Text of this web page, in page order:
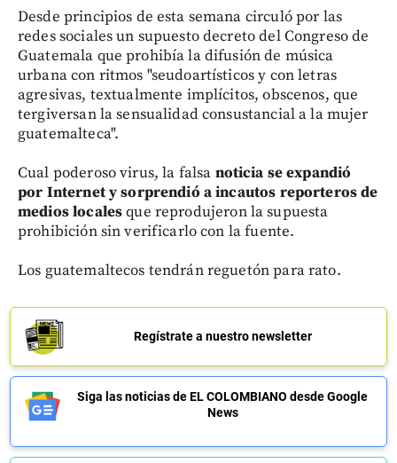
Desde principios de esta semana circuló por las
redes sociales un supuesto decreto del Congreso de
Guatemala que prohibía la difusión de música
urbana con ritmos "seudoartísticos y con letras
agresivas, textualmente implícitos, obscenos, que
tergiversan la sensualidad consustancial a la mujer
guatemalteca".
Cual poderoso virus, la falsa noticia se expandió
por Internet y sorprendió a incautos reporteros de
medios localesque reprodujeron la supuesta
prohibición sin verificarlo con la fuente.
Los guatemaltecos tendrán reguetón para rato.
Regístrate a nuestro newsletter
Siga las noticias de EL COLOMBIANO desde Google
News